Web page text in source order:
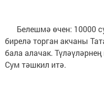
Белешмә өчен: 10000
бирелә торган акчаны
бала алачак.
Сум тәшкил итә.